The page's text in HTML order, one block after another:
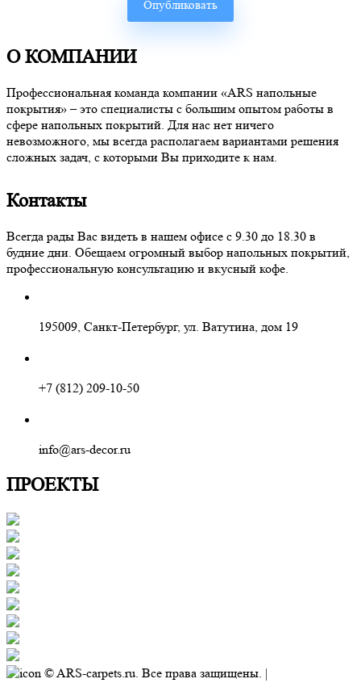
О КОМПАНИИ
Профессиональная команда компании «ARS напольные
покрытия» – это специалисты с большим опытом работы в
сфере напольных покрытий. Для нас нет ничего
невозможного, мы всегда располагаем вариантами решения
сложных задач, с которыми Вы приходите к нам.
Контакты
Всегда рады Вас видеть в нашем офисе с 9.30 до 18.30 в
будние дни. Обещаем огромный выбор напольных покрытий,
профессиональную консультацию и вкусный кофе.
195009, Санкт-Петербург, ул. Ватутина, дом 19
+7 (812) 209-10-50
info@ars-decor.ru
ПРОЕКТЫ
© ARS-carpets.ru. Все права защищены. |